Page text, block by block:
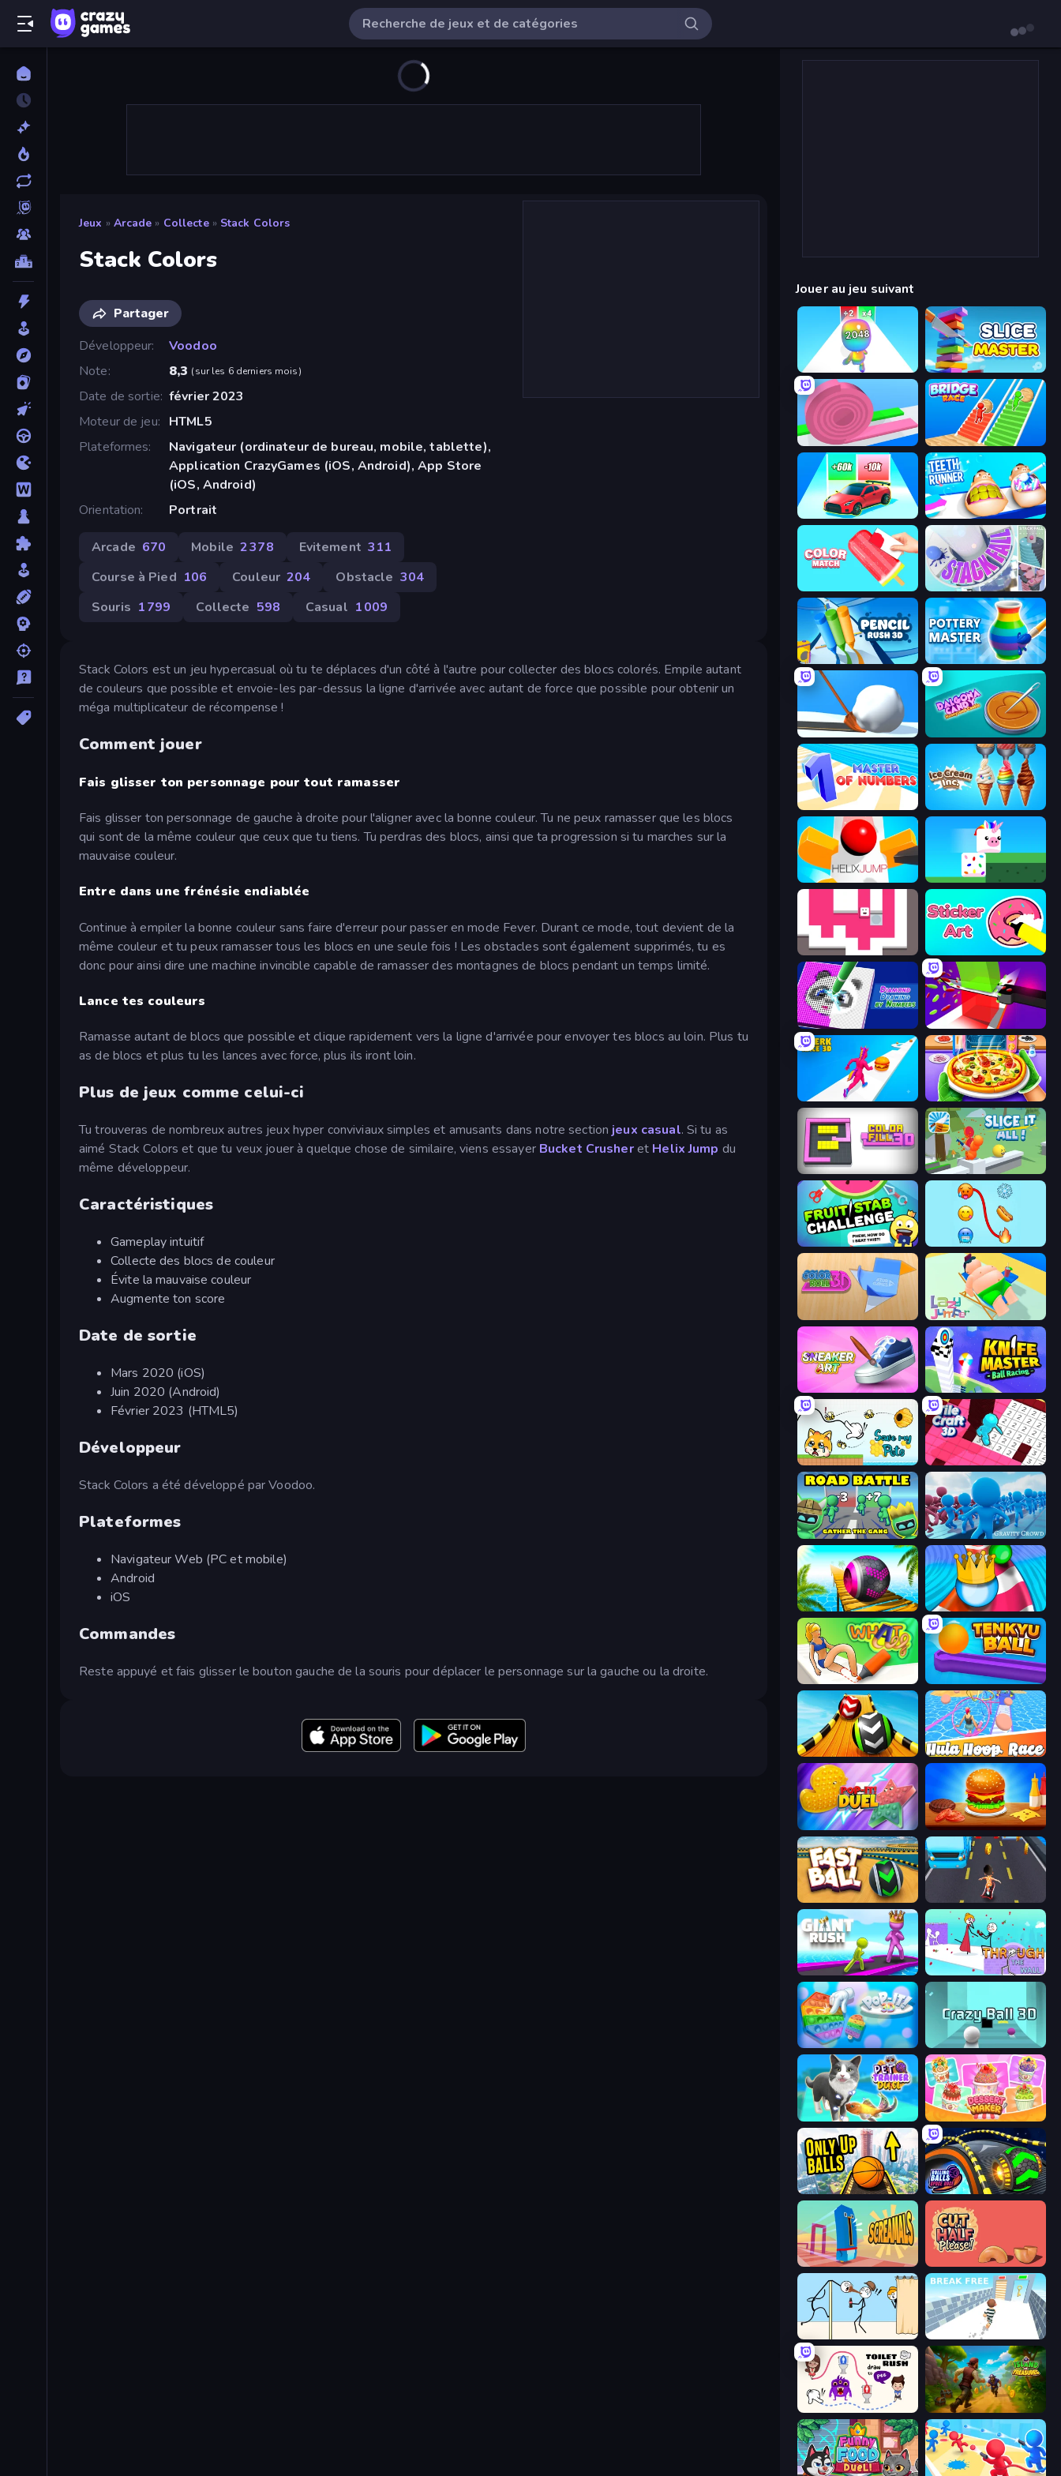
Jeux » Arcade » Collecte » Stack Colors
Stack Colors
Partager
Développeur
Voodoo
Note
8,3 (sur les 6 derniers mois)
Date de sortie février 2023
Moteur de jeu
HTML5
Plateformes
Navigateur (ordinateur de bureau, mobile, tablette),
Application CrazyGames (iOS, Android), App Store
(iOS, Android)
Orientation
Portrait
Arcade 670 Mobile 2 378 Evitement 311
Course à Pied 106 Couleur 204 Obstacle 304
Souris 1 799 Collecte 598 Casual 1 009
Stack Colors est un jeu hypercasual où tu te déplaces d'un côté à l'autre pour collecter des blocs colorés. Empile autant
de couleurs que possible et envoie-les par-dessus la ligne d'arrivée avec autant de force que possible pour obtenir un
méga multiplicateur de récompense !
Comment jouer
Fais glisser ton personnage pour tout ramasser
Fais glisser ton personnage de gauche à droite pour l'aligner avec la bonne couleur. Tu ne peux ramasser que les blocs
qui sont de la même couleur que ceux que tu tiens. Tu perdras des blocs, ainsi que ta progression si tu marches sur la
mauvaise couleur.
Entre dans une frénésie endiablée
Continue à empiler la bonne couleur sans faire d'erreur pour passer en mode Fever. Durant ce mode, tout devient de la
même couleur et tu peux ramasser tous les blocs en une seule fois ! Les obstacles sont également supprimés, tu es
donc pour ainsi dire une machine invincible capable de ramasser des montagnes de blocs pendant un temps limité.
Lance tes couleurs
Ramasse autant de blocs que possible et clique rapidement vers la ligne d'arrivée pour envoyer tes blocs au loin. Plus tu
as de blocs et plus tu les lances avec force, plus ils iront loin.
Plus de jeux comme celui-ci
Tu trouveras de nombreux autres jeux hyper conviviaux simples et amusants dans notre section jeux casual. Si tu as
aimé Stack Colors et que tu veux jouer à quelque chose de similaire, viens essayer Bucket Crusheret Helix Jump du
même développeur.
Caractéristiques
Gameplay intuitif
Collecte des blocs de couleur
Évite la mauvaise couleur
Augmente ton score
Date de sortie
Mars 2020 (iOS)
Juin 2020 (Android)
Février 2023 (HTML5)
Développeur
Stack Colors a été développé par Voodoo.
Plateformes
Navigateur Web (PC et mobile)
Android
iOS
Commandes
Reste appuyé et fais glisser le bouton gauche de la souris pour déplacer le personnage sur la gauche ou la droite.
Jouer au jeu suivant
Man Runner 2048 Slice Master
Layers Roll Bridge Race
Teeth Runner
Stack Fall
Pencil Rush Pottery Master
Shovel 3D Dalgona Candy Honeycomb Cookie
Master of Numbers Ice Cream Inc.
Helix Jump Stacky Bird
Just Slide (Remastered)
Jelly Restaurant
Twerk Race 3D Pizza Maker
Color Fill 3D Slice It All!
Fruit Stab Challenge Emoji Puzzle!
Lazy Jumper
Sneaker Art Knife Master: Ball Racing
Save My Pets Tile Craft 3D
Road Battle: Gather the Gang Gravity Crowd
Rolling Balls Sea Race Aquapark Balls Party
What a Leg Tenkyu Ball
Sky Balls 3D Hula Hoop Race
Pop It! Duel Burger Cafe
Fast Ball Jump
Giant Rush! Through the Wall
Pop It 3D Crazy Ball 3D
Pet Trainer Duel Dessert Maker
Only Up Balls Rolling Balls Space Race
Screamals Cut in Half, Please!
Gomu Goman Break Free
Island of Treasures